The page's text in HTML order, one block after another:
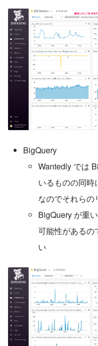
BigQuery
Wantedly では
いるものの同時
なのでそれらの
BigQuery が重
可能性があるの
い